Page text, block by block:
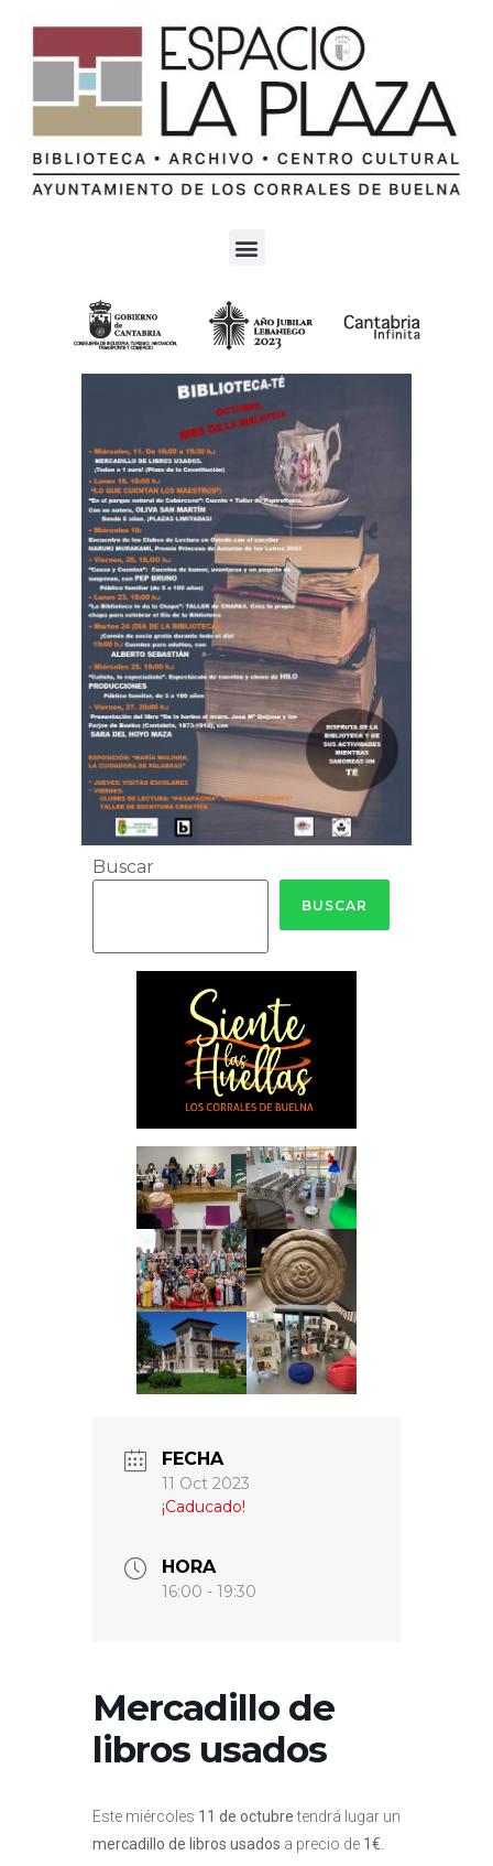
Buscar
BUSCAR
FECHA
11 Oct 2023
¡Caducado!
HORA
16:00 - 19:30
Mercadillo de
libros usados
Este miércoles 11 de octubretendrá lugar un
mercadillo de libros usados a precio de 1€